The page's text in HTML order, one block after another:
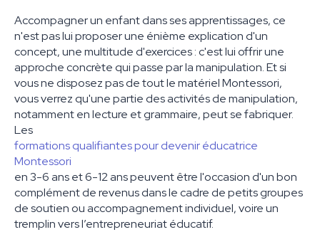
Accompagner un enfant dans ses apprentissages, ce
n'est pas lui proposer une énième explication d'un
concept, une multitude d'exercices : c'est lui offrir une
approche concrète qui passe par la manipulation. Et si
vous ne disposez pas de tout le matériel Montessori,
vous verrez qu'une partie des activités de manipulation,
notamment en lecture et grammaire, peut se fabriquer.
Les
formations qualifiantes pour devenir éducatrice
Montessori
en 3-6 ans et 6-12 ans peuvent être l'occasion d'un bon
complément de revenus dans le cadre de petits groupes
de soutien ou accompagnement individuel, voire un
tremplin vers l’entrepreneuriat éducatif.